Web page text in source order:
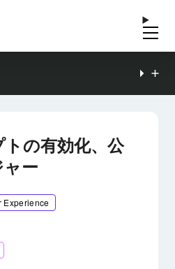
の有効化、公
ー
Experience